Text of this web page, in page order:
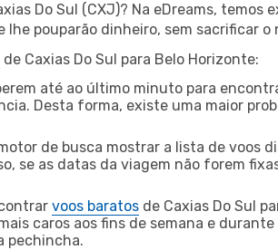
Do Sul (CXJ)? Na eDreams, temos
pouparão dinheiro, sem sacrificar
de Caxias Do Sul para Belo Horizonte:
até ao último minuto para
Desta forma, existe uma maior
de busca mostrar a lista de voos
se as datas da viagem não forem
voos baratos de Caxias Do Sul
caros aos fins de semana e durante
pechincha.